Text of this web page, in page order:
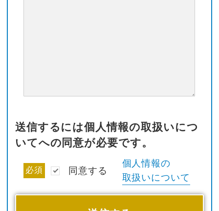
送信するには個人情報の取扱いにつ
いてへの同意が必要です。
必須 同意する
個人情報の
取扱いについて